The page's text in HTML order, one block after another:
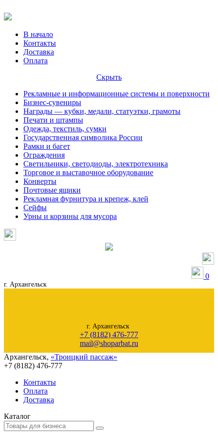
В начало
Контакты
Доставка
Оплата
Скрыть
Рекламные и информационные системы и поверхности
Бизнес-сувениры
Награды — кубки, медали, статуэтки, грамоты
Печати и штампы
Одежда, текстиль, сумки
Государственная символика России
Рамки и багет
Ограждения
Светильники, светодиоды, электротехника
Торговое и выставочное оборудование
Конверты
Почтовые ящики
Рекламная фурнитура и крепеж, клей
Сейфы
Урны и корзины для мусора
0
г. Архангельск
г. Архангельск
+7 (8182) 476-777
mail@shoparbat.ru
Архангельск, «Троицкий пассаж»
+7 (8182) 476-777
Контакты
Оплата
Доставка
Каталог